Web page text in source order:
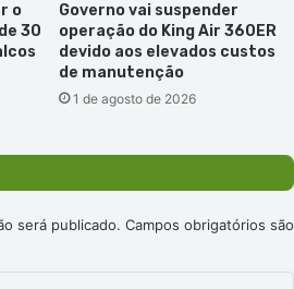
o
30
Governo vai suspender
operação do King Air 360ER
devido aos elevados custos
de manutenção
1 de agosto de 2026
será publicado. Campos obrigatórios são